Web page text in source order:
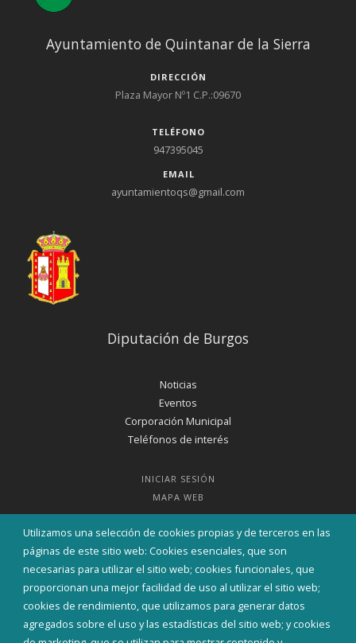
Utilizamos una selección de cookies propias y de terceros en las
páginas de este sitio web: Cookies esenciales, que son
necesarias para utilizar el sitio web; cookies funcionales, que
proporcionan una mejor facilidad de uso al utilizar el sitio web;
cookies de rendimiento, que utilizamos para generar datos
agregados sobre el uso y las estadísticas del sitio web; y cookies
Ayuntamiento de Quintanar de la Sierra
DIRECCIÓN
Plaza Mayor Nº1 C.P.:09670
TELÉFONO
947395045
EMAIL
ayuntamientoqs@gmail.com
Diputación de Burgos
Noticias
Eventos
Corporación Municipal
Teléfonos de interés
INICIAR SESIÓN
MAPA WEB